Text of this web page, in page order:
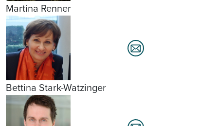
Martina Renner
Bettina Stark-Watzinger